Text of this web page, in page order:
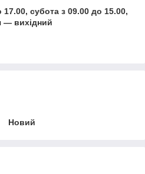
субота з 09.00 до 15.00,
— вихідний
Новий